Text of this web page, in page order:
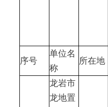
序号
单位名
称
所在地
龙岩市
龙地置